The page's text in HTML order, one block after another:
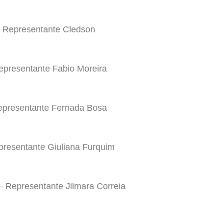
Representante Cledson
Fabio Moreira
Fernada Bosa
Giuliana Furquim
Representante Jilmara Correia